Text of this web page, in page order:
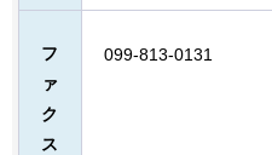
フ
ァ
ク
ス
099-813-0131